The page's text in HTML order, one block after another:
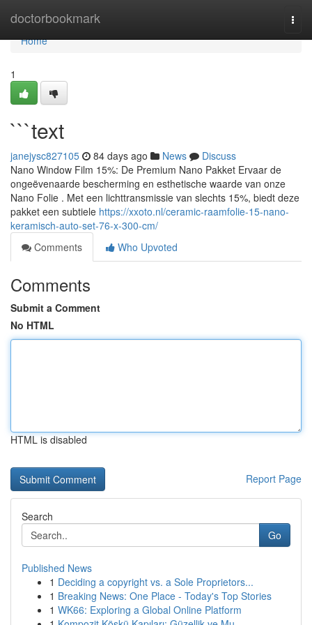
doctorbookmark
Home
Home
1
```text
janejysc827105 84 days ago News
Discuss
Nano Window Film 15%: De Premium Nano Pakket Ervaar de
ongeëvenaarde bescherming en esthetische waarde van onze
Nano Folie . Met een lichttransmissie van slechts 15%, biedt deze
pakket een subtiele https://xxoto.nl/ceramic-raamfolie-15-nano-
keramisch-auto-set-76-x-300-cm/
Comments
Who Upvoted
Comments
Submit a Comment
No HTML
HTML is disabled
Report Page
Search
Go
Published News
1 Deciding a copyright vs. a Sole Proprietors...
1 Breaking News: One Place - Today's Top Stories
1 WK66: Exploring a Global Online Platform